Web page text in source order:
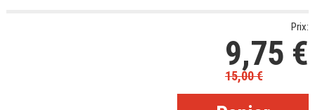
Prix:
9,75 €
15,00€